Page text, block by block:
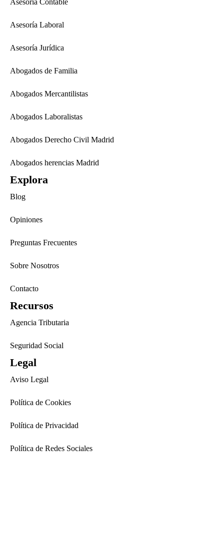
Asesoría Contable
Asesoría Laboral
Asesoría Jurídica
Abogados de Familia
Abogados Mercantilistas
Abogados Laboralistas
Abogados Derecho Civil Madrid
Abogados herencias Madrid
Explora
Blog
Opiniones
Preguntas Frecuentes
Sobre Nosotros
Contacto
Recursos
Agencia Tributaria
Seguridad Social
Legal
Aviso Legal
Política de Cookies
Política de Privacidad
Política de Redes Sociales